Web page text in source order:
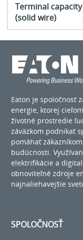
Terminal capacity
(solid wire)
Eaton je spoločnosť
energie, ktorej
životné prostredie
záväzkom podnikať
pomáhať
budúcnosti.
elektrifikácie a
obnoviteľné zdroje
najnaliehavejšie
SPOLOČNOSŤ